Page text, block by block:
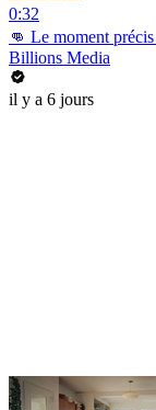
0:32
👊 Le moment
Billions Media
il y a 6 jours